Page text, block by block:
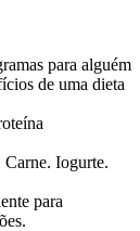
para alguém
de uma dieta
Iogurte.
para